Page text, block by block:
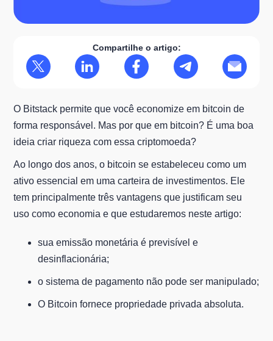
Compartilhe o artigo:
O Bitstack permite que você economize em bitcoin de
forma responsável. Mas por que em bitcoin? É uma boa
ideia criar riqueza com essa criptomoeda?
Ao longo dos anos, o bitcoin se estabeleceu como um
ativo essencial em uma carteira de investimentos. Ele
tem principalmente três vantagens que justificam seu
uso como economia e que estudaremos neste artigo:
sua emissão monetária é previsível e
desinflacionária;
o sistema de pagamento não pode ser manipulado;
O Bitcoin fornece propriedade privada absoluta.